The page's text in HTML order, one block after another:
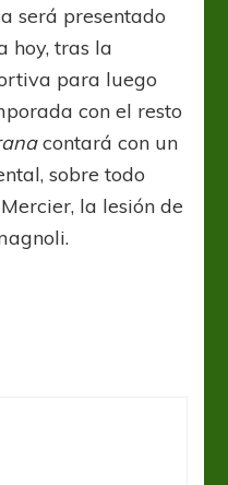
será presentado
hoy, tras la
para luego
con el resto
contará con un
sobre todo
la lesión de